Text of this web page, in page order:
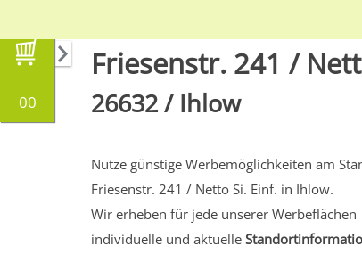
00
Friesenstr. 241 /
26632 / Ihlow
Nutze günstige Werbemöglichkeiten am
Friesenstr. 241 / Netto Si. Einf. in Ihlow.
Wir erheben für jede unserer Werbeflächen
individuelle und aktuelle